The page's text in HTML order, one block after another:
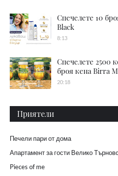
Спечелете 10
Black
8:13
Спечелете 2500
броя кена Birra
20:18
Приятели
Печели пари от дома
Апартамент за гости Велико
Pieces of me